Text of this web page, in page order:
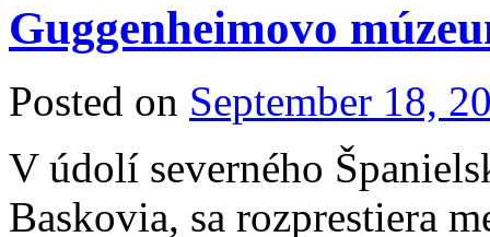
Guggenheimovo
Posted on September 18,
V údolí severného
Baskovia, sa rozprestiera